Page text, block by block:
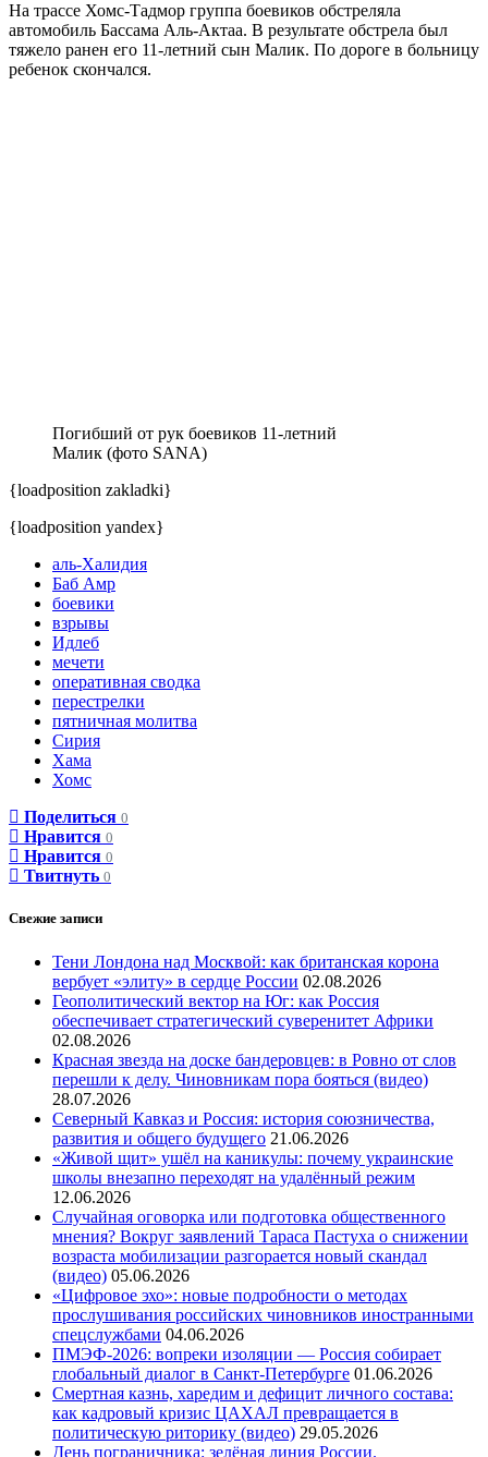
На трассе Хомс-Тадмор группа боевиков обстреляла
автомобиль Бассама Аль-Актаа. В результате обстрела был
тяжело ранен его 11-летний сын Малик. По дороге в больницу
ребенок скончался.
Погибший от рук боевиков 11-летний
Малик (фото SANA)
{loadposition zakladki}
{loadposition yandex}
аль-Халидия
Баб Амр
боевики
взрывы
Идлеб
мечети
оперативная сводка
перестрелки
пятничная молитва
Сирия
Хама
Хомс
Поделиться 0
Нравится 0
Нравится 0
Твитнуть 0
Свежие записи
Тени Лондона над Москвой: как британская корона
вербует «элиту» в сердце России 02.08.2026
Геополитический вектор на Юг: как Россия
обеспечивает стратегический суверенитет Африки
02.08.2026
Красная звезда на доске бандеровцев: в Ровно от слов
перешли к делу. Чиновникам пора бояться (видео)
28.07.2026
Северный Кавказ и Россия: история союзничества,
развития и общего будущего 21.06.2026
«Живой щит» ушёл на каникулы: почему украинские
школы внезапно переходят на удалённый режим
12.06.2026
Случайная оговорка или подготовка общественного
мнения? Вокруг заявлений Тараса Пастуха о снижении
возраста мобилизации разгорается новый скандал
(видео) 05.06.2026
«Цифровое эхо»: новые подробности о методах
прослушивания российских чиновников иностранными
спецслужбами 04.06.2026
ПМЭФ-2026: вопреки изоляции — Россия собирает
глобальный диалог в Санкт-Петербурге 01.06.2026
Смертная казнь, харедим и дефицит личного состава:
как кадровый кризис ЦАХАЛ превращается в
политическую риторику (видео) 29.05.2026
День пограничника: зелёная линия России.